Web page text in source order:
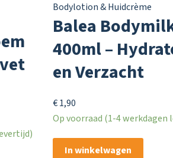
Bodylotion & Huidcrème
Balea
400ml –
en Verzacht
€1,90
Op voorraad (1-4 werkdagen
In winkelwagen